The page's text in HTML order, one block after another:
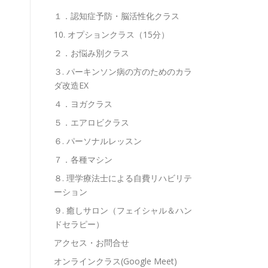
１．認知症予防・脳活性化クラス
10. オプションクラス（15分）
２．お悩み別クラス
３. パーキンソン病の方のためのカラ
ダ改造EX
４．ヨガクラス
５．エアロビクラス
６. パーソナルレッスン
７．各種マシン
８. 理学療法士による自費リハビリテ
ーション
９. 癒しサロン（フェイシャル＆ハン
ドセラピー）
アクセス・お問合せ
オンラインクラス(Google Meet)